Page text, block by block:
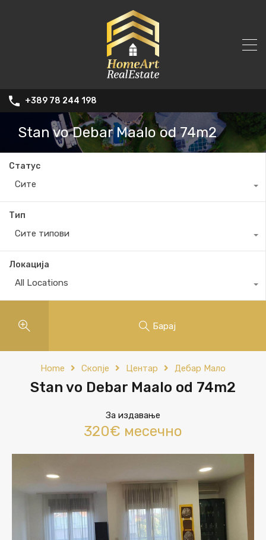
+389 78 244 198
Stan vo Debar Maalo od 74m2
Статус
Сите
Тип
Сите типови
Локација
All Locations
Барај
Home Скопје Центар Дебар Мало
Stan vo Debar Maalo od 74m2
За издавање
320€ месечно